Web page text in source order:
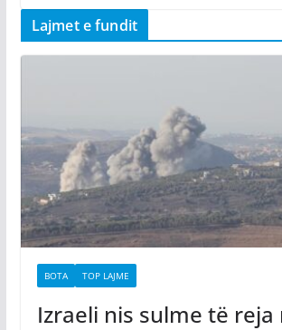
Lajmet e fundit
BOTA TOP LAJME
Izraeli nis sulme të reja